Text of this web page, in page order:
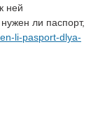
ней
ли паспорт,
li-pasport-dlya-